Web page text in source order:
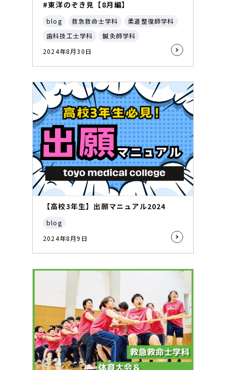
#東洋のぞき見【8月編】
blog 救急救命士学科
柔道整復師学科
歯科技工士学科
鍼灸師学科
2024年8月30日
【高校3年生】出願マニュアル2024
blog
2024年8月9日